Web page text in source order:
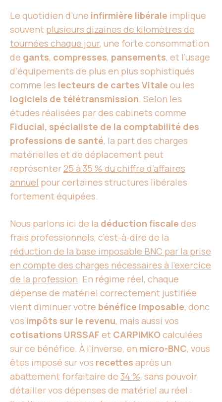
Le quotidien d’une infirmière libérale implique
souvent plusieurs dizaines de kilomètres de
tournées chaque jour, une forte consommation
de gants, compresses, pansements, et l’usage
d’équipements de plus en plus sophistiqués
comme les lecteurs de cartes Vitale ou les
logiciels de télétransmission. Selon les
études réalisées par des cabinets comme
Fiducial, spécialiste de la comptabilité des
professions de santé, la part des charges
matérielles et de déplacement peut
représenter25 à 35 % du chiffre d’affaires
annuel pour certaines structures libérales
fortement équipées.
Nous parlons ici de la déduction fiscale des
frais professionnels, c’est-à-dire de la
réduction de la base imposable BNC par la prise
en compte des charges nécessaires à l’exercice
de la profession. En régime réel, chaque
dépense de matériel correctement justifiée
vient diminuer votre bénéfice imposable, donc
vos impôts sur le revenu, mais aussi vos
cotisations URSSAF et CARPIMKOcalculées
sur ce bénéfice. À l’inverse, en micro-BNC, vous
êtes imposé sur vos recettes après un
abattement forfaitaire de 34 %, sans pouvoir
détailler vos dépenses de matériel au réel :